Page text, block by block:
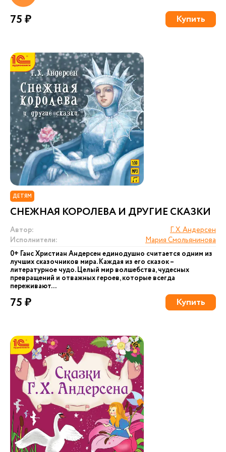
75 ₽ Купить
ДЕТЯМ
СНЕЖНАЯ КОРОЛЕВА И ДРУГИЕ СКАЗКИ
Автор:
Г. Х. Андерсен
Исполнители:
Мария Смольянинова
0+ Ганс Христиан Андерсен единодушно считается одним из
лучших сказочников мира. Каждая из его сказок –
литературное чудо. Целый мир волшебства, чудесных
превращений и отважных героев, которые всегда
переживают...
75 ₽ Купить